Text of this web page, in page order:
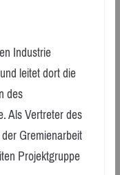
Industrie
leitet dort die
des
Als Vertreter des
Gremienarbeit
Projektgruppe